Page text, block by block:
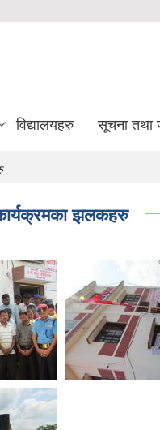
विद्यालयहरु सूचना तथा
झलकहरु